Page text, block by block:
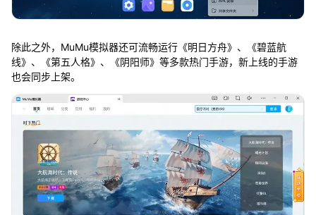
除此之外，MuMu模拟器还可流畅运行《明日方舟》、《碧蓝航
线》、《第五人格》、《阴阳师》等多款热门手游，新上线的手游
也会同步上架。